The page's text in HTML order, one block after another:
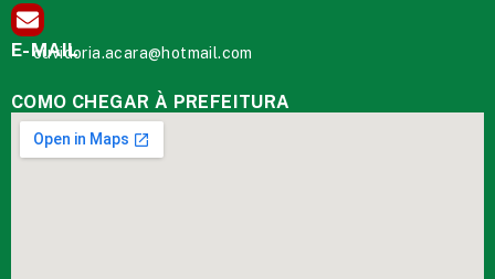
E-MAIL
ouvidoria.acara@hotmail.com
COMO CHEGAR À PREFEITURA